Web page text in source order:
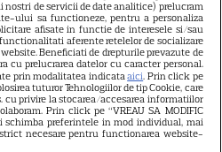
nostri de servicii de date analitice) prelucram
ului sa functioneze, pentru a personaliza
afisate in functie de interesele si/sau
aferente retelelor de socializare
Beneficiati de drepturile prevazute de
cu prelucrarea datelor cu caracter personal.
prin modalitatea indicataaici. Prin click pe
tuturor Tehnologiilor de tip Cookie, care
privire la stocarea/accesarea informatiilor
Prin click pe “VREAU SA MODIFIC
schimba preferintele in mod individual, mai
necesare pentru functionarea website-